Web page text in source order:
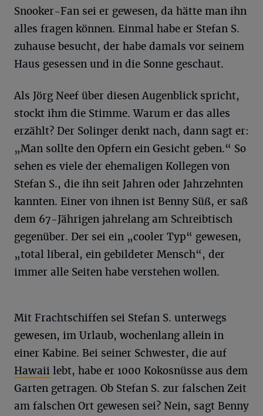
Snooker-Fan sei er gewesen, da hätte man ihn
alles fragen können. Einmal habe er Stefan S.
zuhause besucht, der habe damals vor seinem
Haus gesessen und in die Sonne geschaut.
Als Jörg Neef über diesen Augenblick spricht,
stockt ihm die Stimme. Warum er das alles
erzählt? Der Solinger denkt nach, dann sagt er:
„Man sollte den Opfern ein Gesicht geben.“ So
sehen es viele der ehemaligen Kollegen von
Stefan S., die ihn seit Jahren oder Jahrzehnten
kannten. Einer von ihnen ist Benny Süß, er saß
dem 67-Jährigen jahrelang am Schreibtisch
gegenüber. Der sei ein „cooler Typ“ gewesen,
„total liberal, ein gebildeter Mensch“, der
immer alle Seiten habe verstehen wollen.
Mit Frachtschiffen sei Stefan S. unterwegs
gewesen, im Urlaub, wochenlang allein in
einer Kabine. Bei seiner Schwester, die auf
Hawaii lebt, habe er 1000 Kokosnüsse aus dem
Garten getragen. Ob Stefan S. zur falschen Zeit
am falschen Ort gewesen sei? Nein, sagt Benny